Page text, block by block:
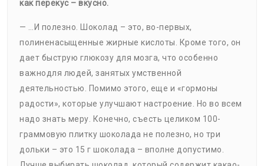
как перекус – вкусно.
— …И полезно. Шоколад – это, во-первых,
полиненасыщенные жирные кислоты. Кроме того, он
дает быструю глюкозу для мозга, что особенно
важнодля людей, занятых умственной
деятельностью. Помимо этого, еще и «гормоны
радости», которые улучшают настроение. Но во всем
надо знать меру. Конечно, съесть целиком 100-
граммовую плитку шоколада не полезно, но три
дольки – это 15 г шоколада – вполне допустимо.